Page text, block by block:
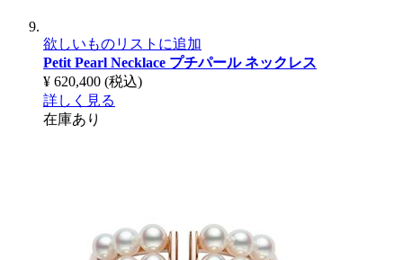
欲しいものリストに追加
Petit Pearl Necklace プチパール ネックレス
¥ 620,400 (税込)
詳しく見る
在庫あり